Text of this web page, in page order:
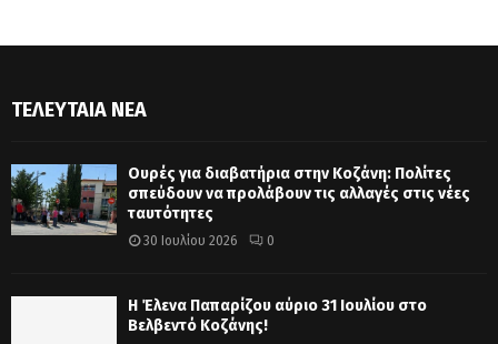
ΤΕΛΕΥΤΑΊΑ ΝΈΑ
Ουρές για διαβατήρια στην Κοζάνη: Πολίτες
σπεύδουν να προλάβουν τις αλλαγές στις νέες
ταυτότητες
30 Ιουλίου 2026 0
Η Έλενα Παπαρίζου αύριο 31 Ιουλίου στο
Βελβεντό Κοζάνης!